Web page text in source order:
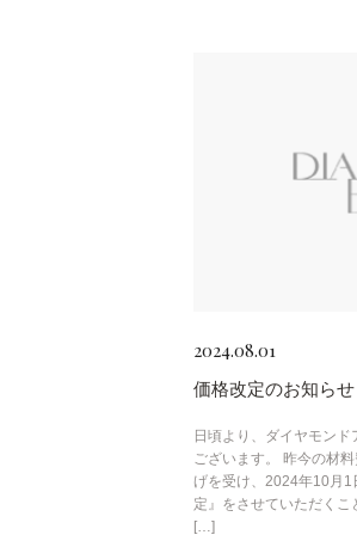
2024.08.01
価格改定のお知らせ
日頃より、ダイヤモン
ございます。 昨今の材
げを受け、2024年10月1
定』をさせていただく
[…]